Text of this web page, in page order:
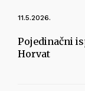
11.5.2026.
Pojedinačni
Horvat